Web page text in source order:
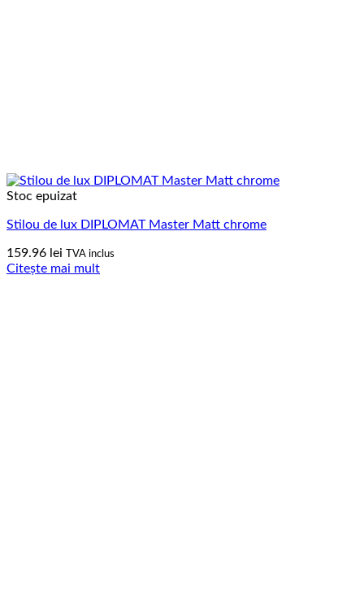
Stoc epuizat
Stilou de lux DIPLOMAT Master Matt chrome
159.96 lei TVA inclus
Citește mai mult